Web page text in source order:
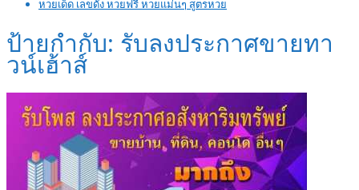
หวยเด็ด เลขดัง หวยฟรี หวยแม่นๆ สูตรหวย
ป้ายกำกับ: รับลงประกาศขายทา
วน์เฮ้าส์